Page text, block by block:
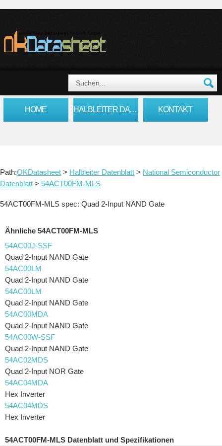
HOME HALBLEITER DATENBLATT KONTAKT
Path:OKDatasheet > Halbleiter Datenblatt > National Semiconductor
Datenblatt > 54ACT00FM-MLS
54ACT00FM-MLS spec: Quad 2-Input NAND Gate
Ähnliche 54ACT00FM-MLS
54AC00J-SSF
Quad 2-Input NAND Gate
54AC00LM
Quad 2-Input NAND Gate
54AC00LM
Quad 2-Input NAND Gate
54AC00MDA
Quad 2-Input NAND Gate
54AC00W-SSF
Quad 2-Input NAND Gate
54AC02MDS
Quad 2-Input NOR Gate
54AC04MDA
Hex Inverter
54AC04MDS
Hex Inverter
54ACT00FM-MLS Datenblatt und Spezifikationen